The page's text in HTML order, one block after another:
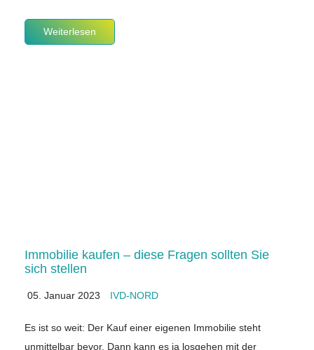
Weiterlesen
Immobilie kaufen – diese Fragen sollten Sie
sich stellen
05. Januar 2023 IVD-NORD
Es ist so weit: Der Kauf einer eigenen Immobilie steht
unmittelbar bevor. Dann kann es ja losgehen mit der